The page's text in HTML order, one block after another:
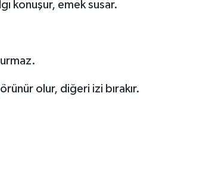
konuşur, emek susar.
olur, diğeri izi bırakır.